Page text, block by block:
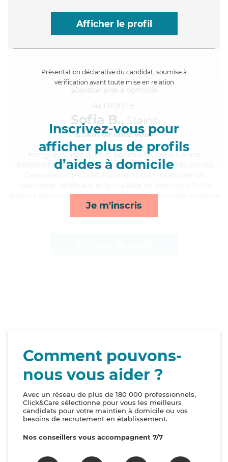
Afficher le profil
Présentation déclarative du candidat, soumise à
vérification avant toute mise en relation
Inscrivez-vous pour
afficher plus de profils
d’aides à domicile
Je m'inscris
ALTRUISTE
Sofia B., Stains
à 5km de chez Vous
, appliquée et ponctuelle, Sofia a 6 ans
d'expérience et possède un diplôme d'Assistante De Vie
apporte ses services de courses/livraison, activités, mobilité
et repas*
Comment pouvons-
nous vous aider ?
Avec un réseau de plus de 180 000 professionnels,
Click&Care sélectionne pour vous les meilleurs
candidats pour votre maintien à domicile ou vos
besoins de recrutement en établissement.
Nos conseillers vous accompagnent 7/7